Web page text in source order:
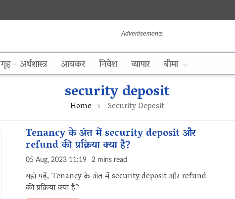
गृह - अर्थशास्त्र आयकर निवेश व्यापार बीमा
security deposit
Home Security Deposit
Tenancy के अंत में security deposit और
refund की प्रक्रिया क्या है?
05 Aug, 2023 11:19 2 mins read
यहाँ पढ़ें, Tenancy के अंत में security deposit और refund
की प्रक्रिया क्या है?